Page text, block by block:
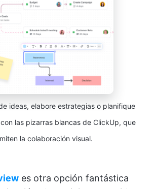
ideas, elabore estrategias o planifique
las pizarras blancas de ClickUp, que
la colaboración visual.
es otra opción fantástica